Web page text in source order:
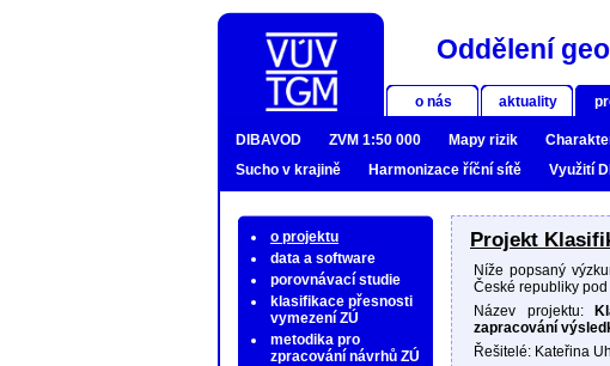
Oddělení
o nás aktuality
DIBAVOD ZVM 1:50 000 Mapy rizik
Sucho v krajině
Harmonizace říční sítě Využití
o projektu
data a software
porovnávací studie
klasifikace přesnosti
vymezení ZÚ
metodika pro
zpracování návrhů ZÚ
Projekt
Níže popsaný
České republiky
Název projektu:
zapracování
Řešitelé: Kateřina